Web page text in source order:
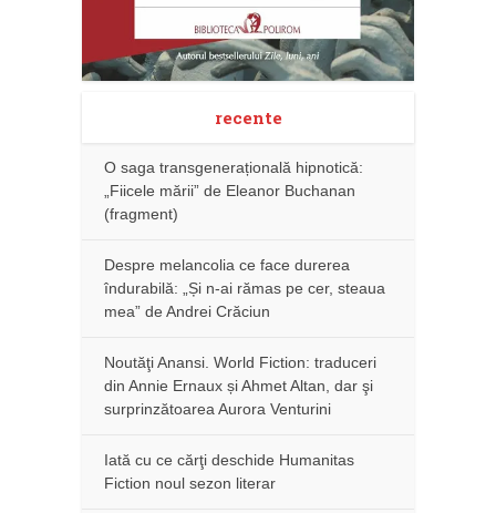
recente
O saga transgenerațională hipnotică:
„Fiicele mării” de Eleanor Buchanan
(fragment)
Despre melancolia ce face durerea
îndurabilă: „Și n-ai rămas pe cer, steaua
mea” de Andrei Crăciun
Noutăţi Anansi. World Fiction: traduceri
din Annie Ernaux și Ahmet Altan, dar şi
surprinzătoarea Aurora Venturini
Iată cu ce cărţi deschide Humanitas
Fiction noul sezon literar